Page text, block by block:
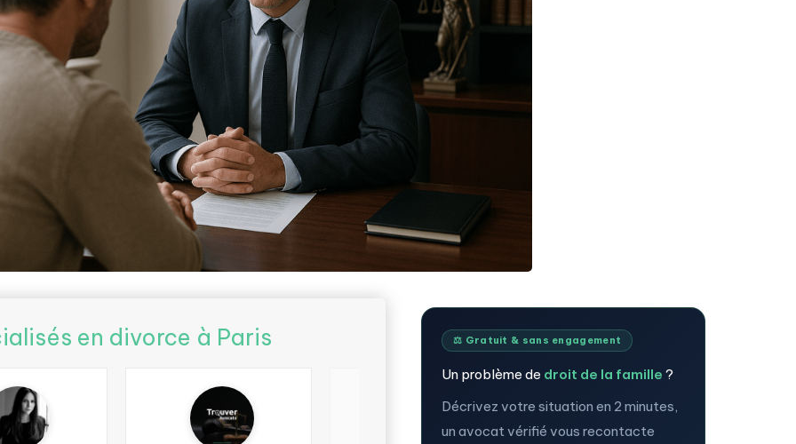
en divorce à Paris ⚖️ Gratuit & sans engagement
Un problème de droit de la famille ?
Décrivez votre situation en 2 minutes,
un avocat vérifié vous recontacte